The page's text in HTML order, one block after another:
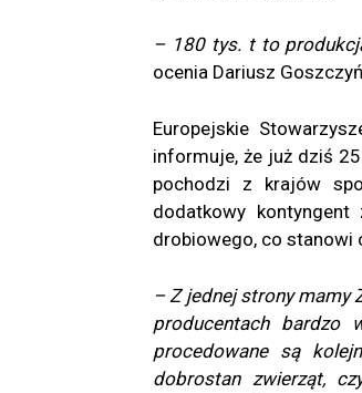
– 180 tys. t to
ocenia Dariusz
Europejskie
informuje, że już dziś
pochodzi z krajów
dodatkowy
drobiowego, co stanowi
– Z jednej strony mamy
producentach bardzo
procedowane są
dobrostan zwierząt,